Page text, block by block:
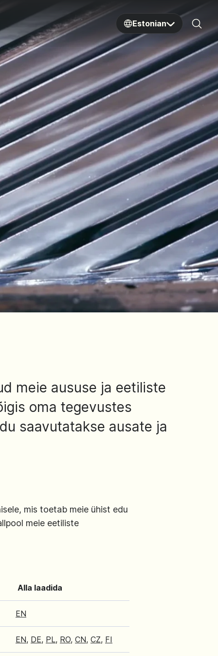
Estonian
meie aususe ja eetiliste
oma tegevustes
saavutatakse ausate ja
mis toetab meie ühist edu
meie eetiliste
Alla laadida
EN
EN, DE, PL, RO, CN, CZ, FI